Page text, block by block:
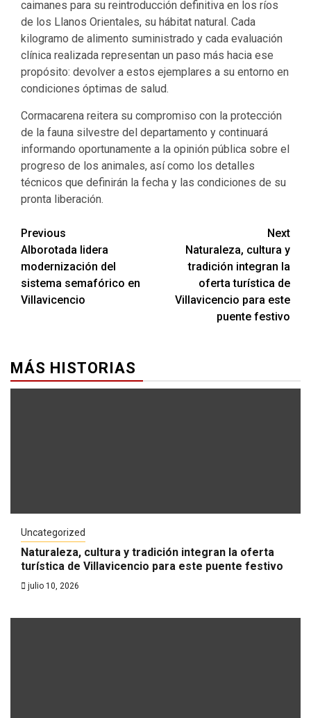
caimanes para su reintroducción definitiva en los ríos
de los Llanos Orientales, su hábitat natural. Cada
kilogramo de alimento suministrado y cada evaluación
clínica realizada representan un paso más hacia ese
propósito: devolver a estos ejemplares a su entorno en
condiciones óptimas de salud.
Cormacarena reitera su compromiso con la protección
de la fauna silvestre del departamento y continuará
informando oportunamente a la opinión pública sobre el
progreso de los animales, así como los detalles
técnicos que definirán la fecha y las condiciones de su
pronta liberación.
Previous
Alborotada lidera
modernización del
sistema semafórico en
Villavicencio
Next
Naturaleza, cultura y
tradición integran la
oferta turística de
Villavicencio para este
puente festivo
MÁS HISTORIAS
Uncategorized
Naturaleza, cultura y tradición integran la oferta
turística de Villavicencio para este puente festivo
julio 10, 2026